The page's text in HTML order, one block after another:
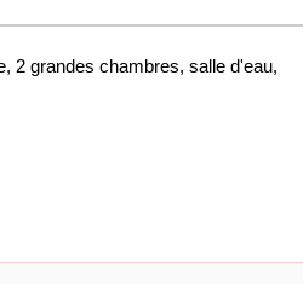
2 grandes chambres, salle d'eau,